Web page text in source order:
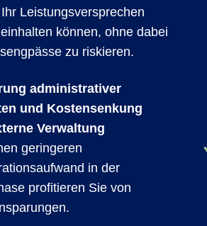
Leistungsversprechen
können, ohne dabei
zu riskieren.
administrativer
und Kostensenkung
Verwaltung
geringeren
in der
profitieren Sie von